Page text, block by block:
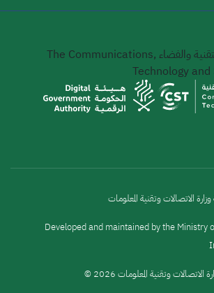
والفضاء The Communications,
Technology
الاتصالات وتقنية المعلومات
Developed and maintained by the Ministry
وتقنية المعلومات 2026 ©